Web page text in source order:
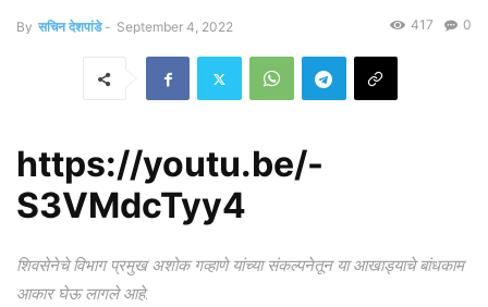
By सचिन देशपांडे - September 4, 2022 0
417
https://youtu.be/-
S3VMdcTyy4
शिवसेनेचे विभाग प्रमुख अशोक गव्हाणे यांच्या संकल्पनेतून या आखाड्याचे बांधकाम
आकार घेऊ लागले आहे.